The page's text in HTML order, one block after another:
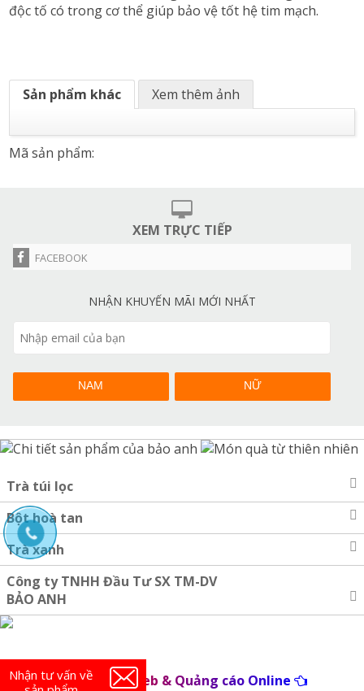
độc tố có trong cơ thể giúp bảo vệ tốt hệ tim mạch.
Sản phẩm khác Xem thêm ảnh
Mã sản phẩm:
XEM TRỰC TIẾP
FACEBOOK
NHẬN KHUYẾN MÃI MỚI NHẤT
NAM NỮ
Trà túi lọc
Bột hoà tan
Trà xanh
Công ty TNHH Đầu Tư SX TM-DV
BẢO ANH
Nhận tư vấn vềThiết kế web & Quảng cáo Online